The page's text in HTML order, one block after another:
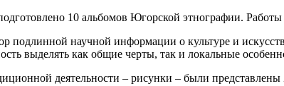
10 альбомов Югорской этнографии.
подлинной научной информации о культуре и
выделять как общие черты, так и локальные
деятельности – рисунки – были